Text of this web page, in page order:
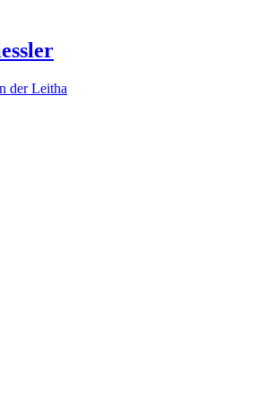
der Leitha